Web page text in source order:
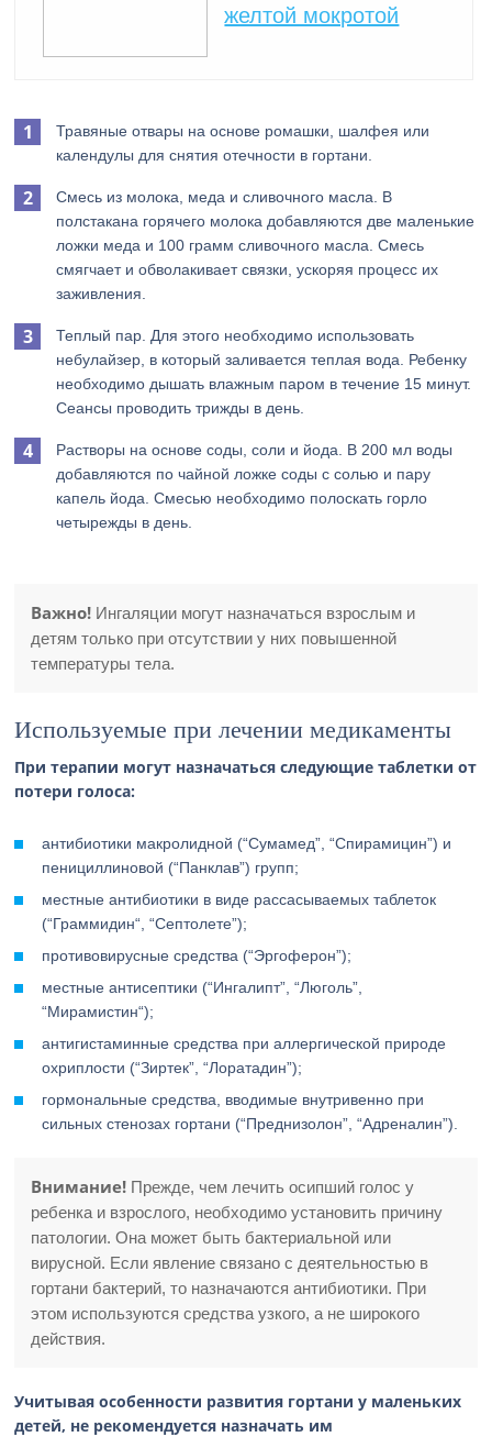
желтой мокротой
Травяные отвары на основе ромашки, шалфея или
календулы для снятия отечности в гортани.
Смесь из молока, меда и сливочного масла. В
полстакана горячего молока добавляются две маленькие
ложки меда и 100 грамм сливочного масла. Смесь
смягчает и обволакивает связки, ускоряя процесс их
заживления.
Теплый пар. Для этого необходимо использовать
небулайзер, в который заливается теплая вода. Ребенку
необходимо дышать влажным паром в течение 15 минут.
Сеансы проводить трижды в день.
Растворы на основе соды, соли и йода. В 200 мл воды
добавляются по чайной ложке соды с солью и пару
капель йода. Смесью необходимо полоскать горло
четырежды в день.
Важно! Ингаляции могут назначаться взрослым и
детям только при отсутствии у них повышенной
температуры тела.
Используемые при лечении медикаменты
При терапии могут назначаться следующие таблетки от
потери голоса:
антибиотики макролидной (“Сумамед”, “Спирамицин”) и
пенициллиновой (“Панклав”) групп;
местные антибиотики в виде рассасываемых таблеток
(“Граммидин“, “Септолете”);
противовирусные средства (“Эргоферон”);
местные антисептики (“Ингалипт”, “Люголь”,
“Мирамистин“);
антигистаминные средства при аллергической природе
охриплости (“Зиртек”, “Лоратадин”);
гормональные средства, вводимые внутривенно при
сильных стенозах гортани (“Преднизолон”, “Адреналин”).
Внимание! Прежде, чем лечить осипший голос у
ребенка и взрослого, необходимо установить причину
патологии. Она может быть бактериальной или
вирусной. Если явление связано с деятельностью в
гортани бактерий, то назначаются антибиотики. При
этом используются средства узкого, а не широкого
действия.
Учитывая особенности развития гортани у маленьких
детей, не рекомендуется назначать им